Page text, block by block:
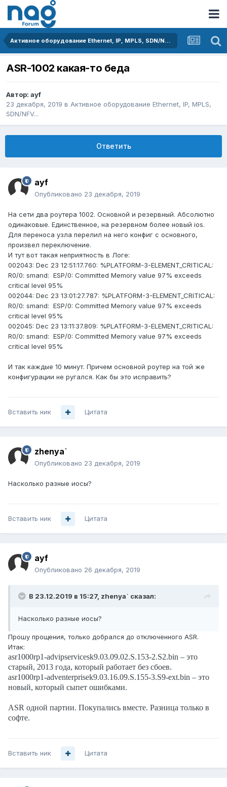
Активное оборудование Ethernet, IP, MPLS, SDN/NFV...
ASR-1002 какая-то беда
Автор: ayf
23 декабря, 2019 в Активное оборудование Ethernet, IP, MPLS,
SDN/NFV...
Ответить
ayf
Опубликовано 23 декабря, 2019
На сети два роутера 1002. Основной и резервный. Абсолютно
одинаковые. Единственное, на резервном более новый ios.
Для переноса узла перелил на него конфиг с основного,
произвел переключение.
И тут вот такая неприятность в Логе:
002043: Dec 23 12:51:17.760: %PLATFORM-3-ELEMENT_CRITICAL:
R0/0: smand: ESP/0: Committed Memory value 97% exceeds
critical level 95%
002044: Dec 23 13:01:27.787: %PLATFORM-3-ELEMENT_CRITICAL:
R0/0: smand: ESP/0: Committed Memory value 97% exceeds
critical level 95%
002045: Dec 23 13:11:37.809: %PLATFORM-3-ELEMENT_CRITICAL:
R0/0: smand: ESP/0: Committed Memory value 97% exceeds
critical level 95%
И так каждые 10 минут. Причем основной роутер на той же
конфигурации не ругался. Как бы это исправить?
Вставить ник Цитата
zhenya`
Опубликовано 23 декабря, 2019
Насколько разные иосы?
Вставить ник Цитата
ayf
Опубликовано 26 декабря, 2019
В 23.12.2019 в 15:27, zhenya` сказал:
Насколько разные иосы?
Прошу прощения, только добрался до отключенного ASR.
Итак:
asr1000rp1-advipservicesk9.03.09.02.S.153-2.S2.bin – это
старый, 2013 года, который работает без сбоев.
asr1000rp1-adventerprisek9.03.16.09.S.155-3.S9-ext.bin – это
новый, который сыпет ошибками.
ASR одной партии. Покупались вместе. Разница только в
софте.
Вставить ник Цитата